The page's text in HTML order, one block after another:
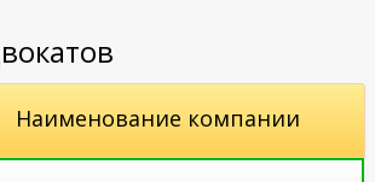
Наименование компании